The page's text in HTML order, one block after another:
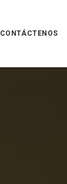
CONTÁCTENOS